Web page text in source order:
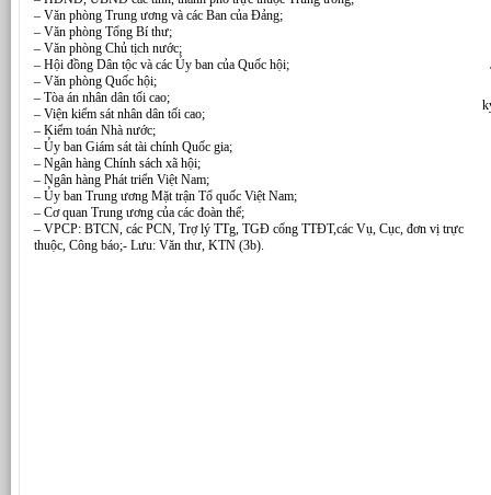
– Văn phòng Trung ương và các Ban của Đảng;
– Văn phòng Tổng Bí thư;
– Văn phòng Chủ tịch nước;
– Hội đồng Dân tộc và các Ủy ban của Quốc hội;
– Văn phòng Quốc hội;
– Tòa án nhân dân tối cao;
– Viện kiểm sát nhân dân tối cao;
– Kiểm toán Nhà nước;
– Ủy ban Giám sát tài chính Quốc gia;
– Ngân hàng Chính sách xã hội;
– Ngân hàng Phát triển Việt Nam;
– Ủy ban Trung ương Mặt trận Tổ quốc Việt Nam;
– Cơ quan Trung ương của các đoàn thể;
– VPCP: BTCN, các PCN, Trợ lý TTg, TGĐ cổng TTĐT,các Vụ, Cục, đơn vị trực
thuộc, Công báo;- Lưu: Văn thư, KTN (3b).